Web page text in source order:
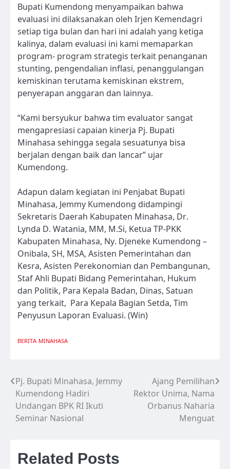
Bupati Kumendong menyampaikan bahwa
evaluasi ini dilaksanakan oleh Irjen Kemendagri
setiap tiga bulan dan hari ini adalah yang ketiga
kalinya, dalam evaluasi ini kami memaparkan
program- program strategis terkait penanganan
stunting, pengendalian inflasi, penanggulangan
kemiskinan terutama kemiskinan ekstrem,
penyerapan anggaran dan lainnya.
“Kami bersyukur bahwa tim evaluator sangat
mengapresiasi capaian kinerja Pj. Bupati
Minahasa sehingga segala sesuatunya bisa
berjalan dengan baik dan lancar” ujar
Kumendong.
Adapun dalam kegiatan ini Penjabat Bupati
Minahasa, Jemmy Kumendong didampingi
Sekretaris Daerah Kabupaten Minahasa, Dr.
Lynda D. Watania, MM, M.Si, Ketua TP-PKK
Kabupaten Minahasa, Ny. Djeneke Kumendong –
Onibala, SH, MSA, Asisten Pemerintahan dan
Kesra, Asisten Perekonomian dan Pembangunan,
Staf Ahli Bupati Bidang Pemerintahan, Hukum
dan Politik, Para Kepala Badan, Dinas, Satuan
yang terkait, Para Kepala Bagian Setda, Tim
Penyusun Laporan Evaluasi. (Win)
BERITA MINAHASA
Navigasi
pos
Pj. Bupati Minahasa, Jemmy
Kumendong Hadiri
Undangan BPK RI Ikuti
Seminar Nasional
Ajang Pemilihan
Rektor Unima, Nama
Orbanus Naharia
Menguat
Related Posts